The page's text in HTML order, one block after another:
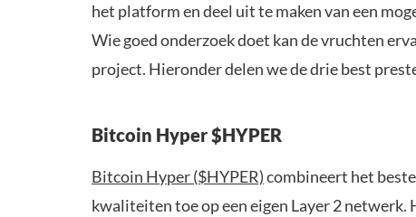
het platform en deel uit te maken van een
Wie goed onderzoek doet kan de vruchten
project. Hieronder delen we de drie best
Bitcoin Hyper $HYPER
Bitcoin Hyper ($HYPER)combineert het
kwaliteiten toe op een eigen Layer 2